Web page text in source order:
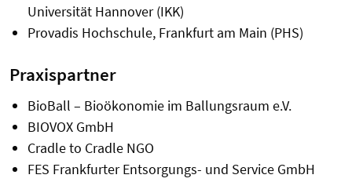
Universität Hannover (IKK)
Provadis Hochschule, Frankfurt am Main (PHS)
Praxispartner
BioBall – Bioökonomie im Ballungsraum e.V.
BIOVOX GmbH
Cradle to Cradle NGO
FES Frankfurter Entsorgungs- und Service GmbH